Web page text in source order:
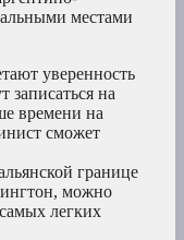
местами
уверенность
записаться на
времени на
сможет
границе
можно
легких